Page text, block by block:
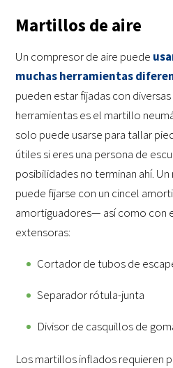
Martillos de aire
Un compresor de aire puede
muchas herramientas
pueden estar fijadas con
herramientas es el martillo
solo puede usarse para tallar
útiles si eres una persona de
posibilidades no terminan ahí.
puede fijarse con un cincel
amortiguadores— así como con
extensoras:
Cortador de tubos de
Separador rótula-junta
Divisor de casquillos de
Los martillos inflados requieren